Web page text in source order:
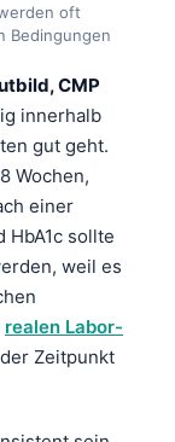
oft
Bedingungen
CMP
innerhalb
gut geht.
Wochen,
einer
HbA1c sollte
weil es
realen Labor-
Zeitpunkt